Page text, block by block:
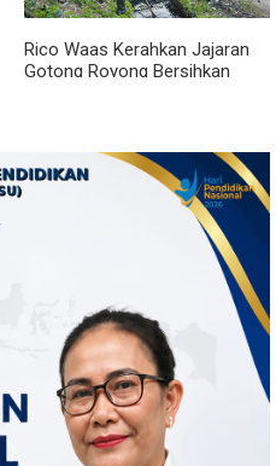
Rico Waas Kerahkan Jajaran
Gotong Royong Bersihkan